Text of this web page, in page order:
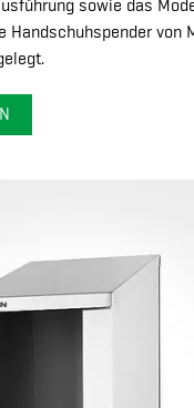
sowie das
Handschuhspender von